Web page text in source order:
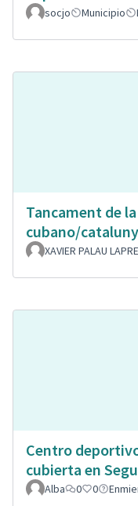
socjo
Municipio
Tancament de
cubano/
XAVIER PALAU
Centro
cubierta en
Alba
0 0